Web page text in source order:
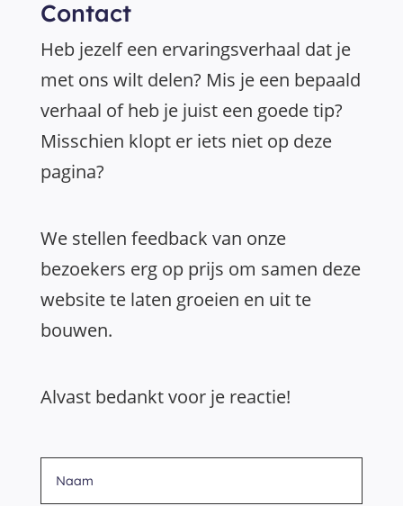
Contact
Heb jezelf een ervaringsverhaal dat je
met ons wilt delen? Mis je een bepaald
verhaal of heb je juist een goede tip?
Misschien klopt er iets niet op deze
pagina?
We stellen feedback van onze
bezoekers erg op prijs om samen deze
website te laten groeien en uit te
bouwen.
Alvast bedankt voor je reactie!